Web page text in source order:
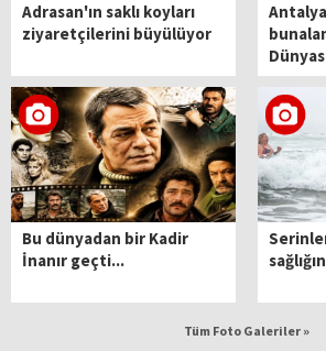
Adrasan'ın saklı koyları
ziyaretçilerini büyülüyor
Bu dünyadan bir Kadir
İnanır geçti...
Tüm Foto Galeriler »